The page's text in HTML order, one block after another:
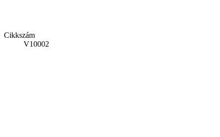
Cikkszám
V10002